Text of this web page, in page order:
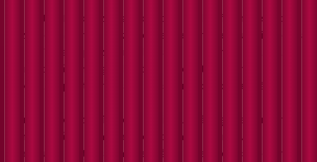
Povestea Raio Pizza a pornit ca o idee frumoasă, o
viziune în care o pizzerie devine un mediu primitor și
cald, în care pizza prinde viață și devine o mâncare
sănătoasă, iar ingredientele de calitate sunt o
revelație pentru fiecare persoană ce comandă de la
Suntem o pizzerie de familie, lucrăm și ne bucurăm
împreună, în timp ce încercăm să promovăm un
mediu de viață cât mai sănătos și ecologic prietenos